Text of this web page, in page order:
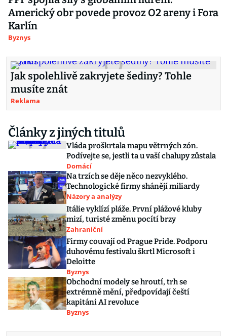
Americký obr povede provoz O2 areny i Fora
Karlín
Byznys
Jak spolehlivě zakryjete šediny? Tohle
musíte znát
Reklama
Články z jiných titulů
Vláda proškrtala mapu větrných zón.
Podívejte se, jestli ta u vaší chalupy zůstala
Domácí
Na trzích se děje něco nezvyklého.
Technologické firmy shánějí miliardy
Názory a analýzy
Itálie vyklízí pláže. První plážové kluby
mizí, turisté změnu pocítí brzy
Zahraniční
Firmy couvají od Prague Pride. Podporu
duhovému festivalu škrtl Microsoft i
Deloitte
Byznys
Obchodní modely se hroutí, trh se
extrémně mění, předpovídají čeští
kapitáni AI revoluce
Byznys